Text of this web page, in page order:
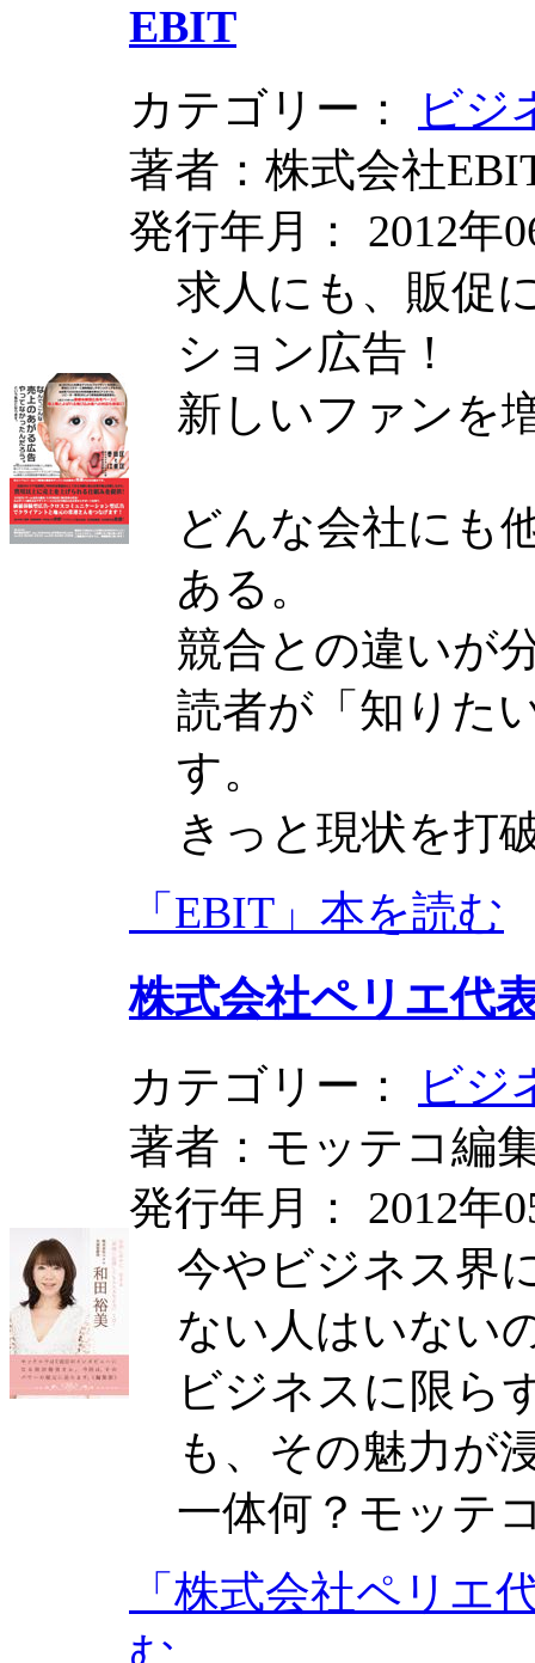
EBIT
カテゴリー：
ビジ
著者：株式会社
発行年月： 2012年
求人にも、販促
ション広告！
新しいファンを
どんな会社にも
ある。
競合との違いが
読者が「知りた
す。
きっと現状を打
「EBIT」本を読む
株式会社ペリエ代
カテゴリー：
ビジ
著者：モッテコ編
発行年月： 2012年
今やビジネス界
ない人はいない
ビジネスに限ら
も、その魅力が
一体何？モッテ
「株式会社ペリ